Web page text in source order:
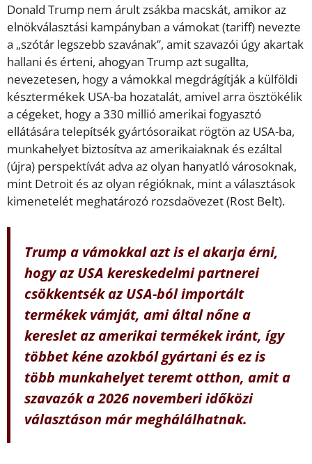
Donald Trump nem árult zsákba macskát, amikor az
elnökválasztási kampányban a vámokat (tariff) nevezte
a „szótár legszebb szavának”, amit szavazói úgy akartak
hallani és érteni, ahogyan Trump azt sugallta,
nevezetesen, hogy a vámokkal megdrágítják a külföldi
késztermékek USA-ba hozatalát, amivel arra ösztökélik
a cégeket, hogy a 330 millió amerikai fogyasztó
ellátására telepítsék gyártósoraikat rögtön az USA-ba,
munkahelyet biztosítva az amerikaiaknak és ezáltal
(újra) perspektívát adva az olyan hanyatló városoknak,
mint Detroit és az olyan régióknak, mint a választások
kimenetelét meghatározó rozsdaövezet (Rost Belt).
Trump a vámokkal azt is el akarja érni,
hogy az USA kereskedelmi partnerei
csökkentsék az USA-ból importált
termékek vámját, ami által nőne a
kereslet az amerikai termékek iránt, így
többet kéne azokból gyártani és ez is
több munkahelyet teremt otthon, amit a
szavazók a 2026 novemberi időközi
választáson már meghálálhatnak.